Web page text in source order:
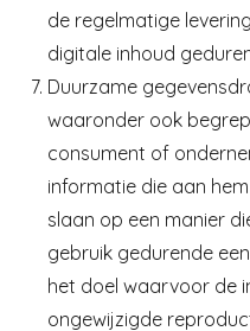
de regelmatige
digitale inhoud
Duurzame
waaronder ook
consument of
informatie die aan
slaan op een manier
gebruik gedurende
het doel waarvoor de
ongewijzigde